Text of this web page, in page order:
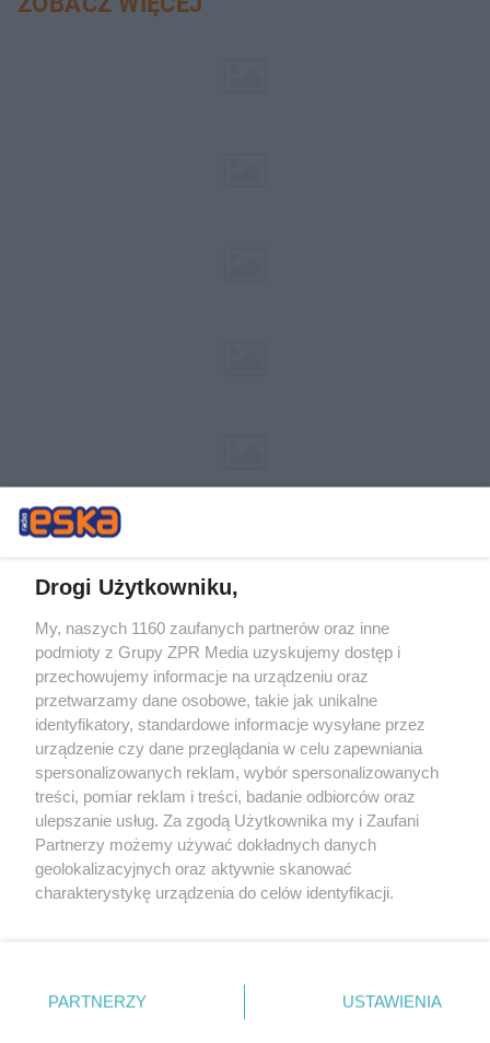
Żaden utwór zamieszczony w serwisie nie może być powielany i
rozpowszechniany lub dalej rozpowszechniany w jakikolwiek sposób (w
tym także elektroniczny lub mechaniczny) na jakimkolwiek polu
eksploatacji w jakiejkolwiek formie, włącznie z umieszczaniem w
Internecie bez pisemnej zgody właściciela praw. Jakiekolwiek użycie lub
wykorzystanie utworów w całości lub w części z naruszeniem prawa,
tzn. bez właściwej zgody, jest zabronione pod groźbą kary i może być
ścigane prawnie.
Drogi Użytkowniku,
My, naszych 1160 zaufanych partnerów oraz inne
podmioty z Grupy ZPR Media uzyskujemy dostęp i
przechowujemy informacje na urządzeniu oraz
przetwarzamy dane osobowe, takie jak unikalne
identyfikatory, standardowe informacje wysyłane przez
urządzenie czy dane przeglądania w celu zapewniania
spersonalizowanych reklam, wybór spersonalizowanych
treści, pomiar reklam i treści, badanie odbiorców oraz
ulepszanie usług. Za zgodą Użytkownika my i Zaufani
Partnerzy możemy używać dokładnych danych
geolokalizacyjnych oraz aktywnie skanować
charakterystykę urządzenia do celów identyfikacji.
zmienić/wycofać klikając przycisk ustawień prywatności
znajdujący się w lewym dolnym rogu strony
PARTNERZY USTAWIENIA